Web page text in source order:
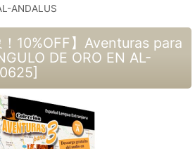
ANDALUS
！10%OFF】Aventuras para
DE ORO EN AL-
]